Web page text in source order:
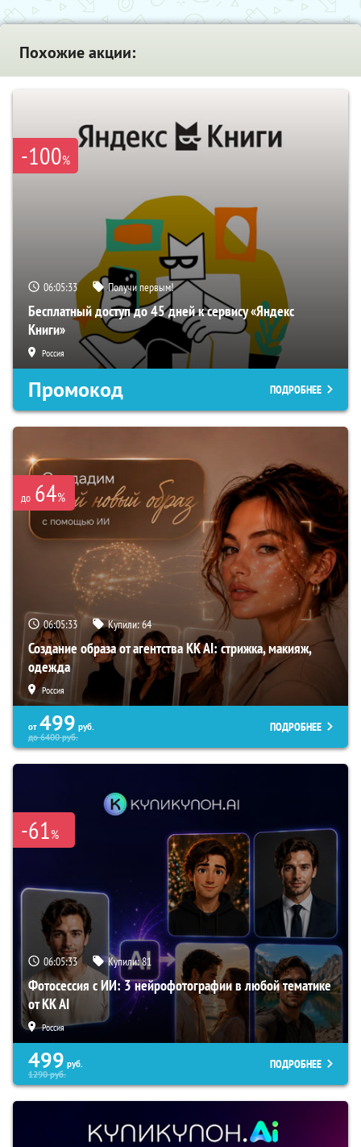
Похожие акции:
-100%
06:05:32 Получи первым!
Бесплатный доступ до 45 дней к сервису «Яндекс
Книги»
Россия
Промокод ПОДРОБНЕЕ
до 64%
06:05:32 Купили:64
Создание образа от агентства KK AI: стрижка, макияж,
одежда
Россия
от 499 руб.
до6400руб.
ПОДРОБНЕЕ
-61%
06:05:32 Купили:81
Фотосессия с ИИ: 3 нейрофотографии в любой тематике
от KK AI
Россия
499 руб.
1290руб.
ПОДРОБНЕЕ